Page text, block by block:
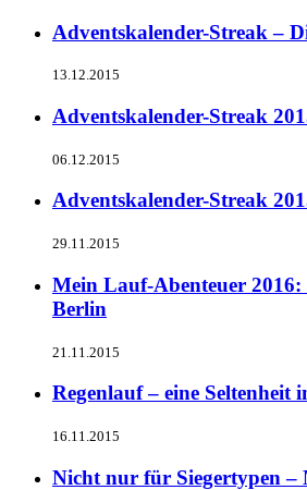
Adventskalender-Streak –
13.12.2015
Adventskalender-Streak
06.12.2015
Adventskalender-Streak
29.11.2015
Mein Lauf-Abenteuer 2016:
Berlin
21.11.2015
Regenlauf – eine Seltenheit
16.11.2015
Nicht nur für Siegertypen –